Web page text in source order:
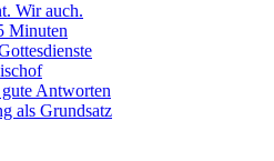
Wir auch.
Minuten
Antworten
als Grundsatz